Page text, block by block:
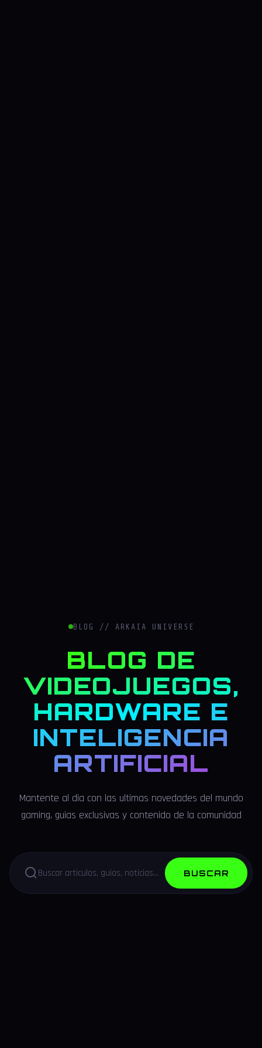
BLOG // ARKAIA UNIVERSE
BLOG DE
VIDEOJUEGOS,
HARDWARE E
INTELIGENCIA
ARTIFICIAL
Mantente al dia con las ultimas novedades del mundo
gaming, guias exclusivas y contenido de la comunidad
BUSCAR